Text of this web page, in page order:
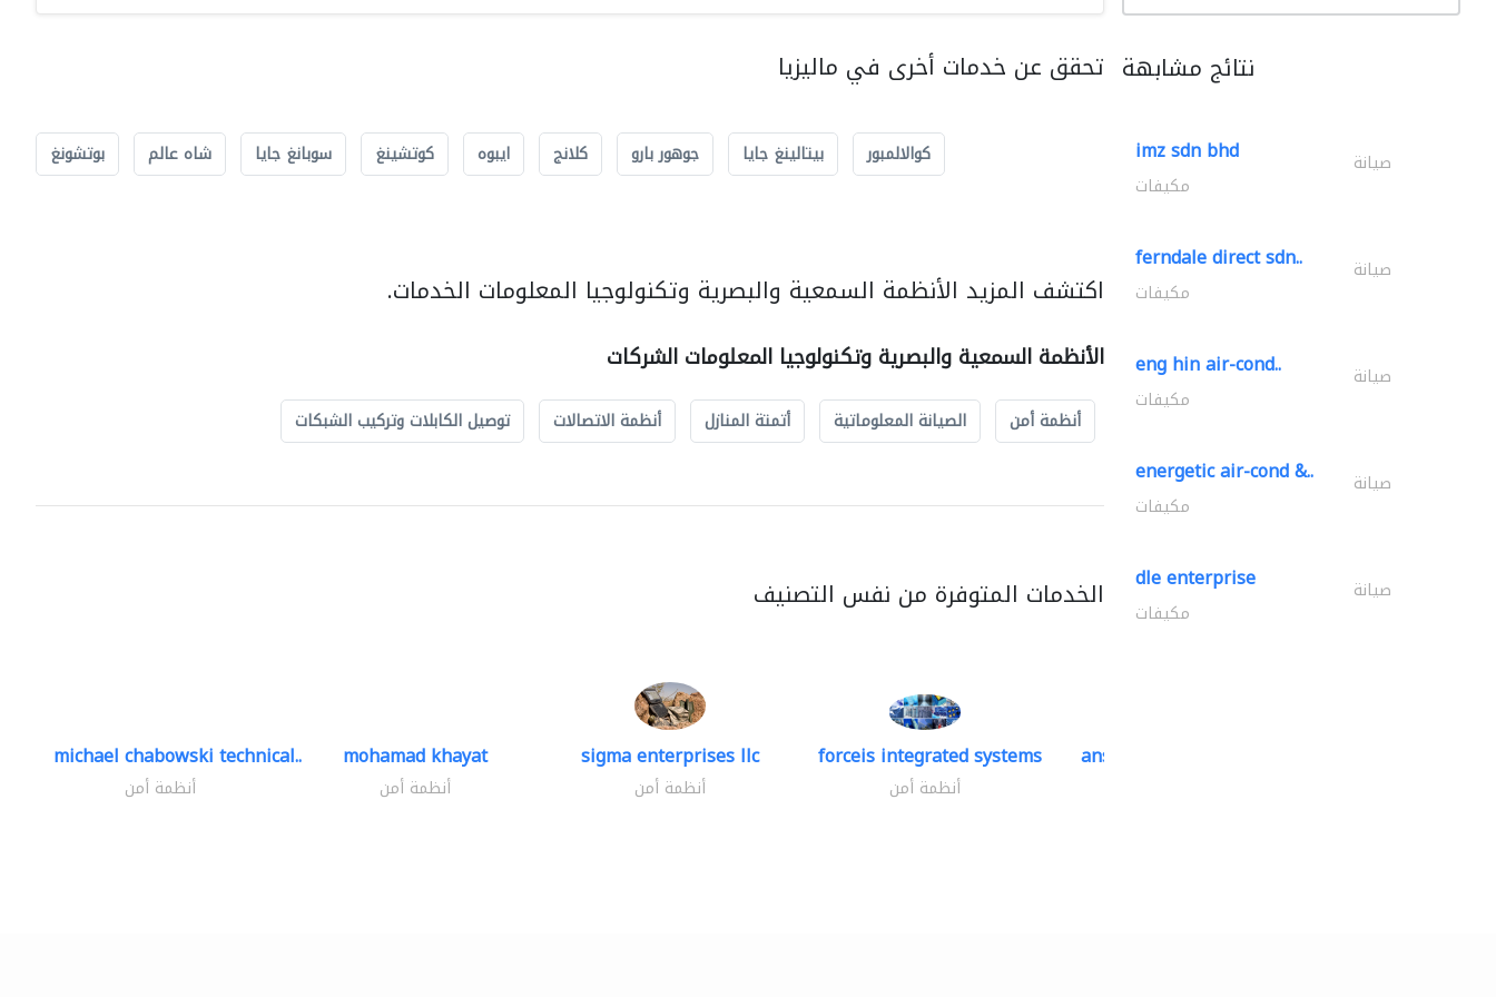
تحقق عن خدمات أخرى في ماليزيا
كوالالمبور بيتالينغ جايا جوهور بارو كلانج ايبوه كوتشينغ سوبانغ جايا شاه عالم بوتشونغ
اكتشف المزيد الأنظمة السمعية والبصرية وتكنولوجيا المعلومات الخدمات.
الأنظمة السمعية والبصرية وتكنولوجيا المعلومات الشركات
أنظمة أمن الصيانة المعلوماتية أتمتة المنازل أنظمة الاتصالات توصيل الكابلات وتركيب الشبكات
الخدمات المتوفرة من نفس التصنيف
michael chabowski technical..
أنظمة أمن
mohamad khayat
أنظمة أمن
sigma enterprises llc
أنظمة أمن
forceis integrated systems
أنظمة أمن
ansari security systems
نتائج مشابهة
imz sdn bhd صيانة
مكيفات
ferndale direct sdn.. صيانة
مكيفات
eng hin air-cond.. صيانة
مكيفات
energetic air-cond &.. صيانة
مكيفات
dle enterprise صيانة
مكيفات